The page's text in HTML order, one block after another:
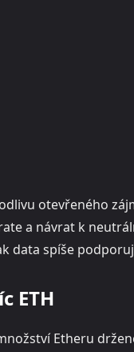
otevřeného
a návrat k
data spíše
ETH
Etheru